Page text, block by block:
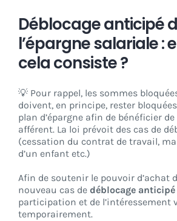
Déblocage anticipé
l’épargne salariale :
cela consiste ?
💡 Pour rappel, les sommes
doivent, en principe, rester bloquées
plan d’épargne afin de bénéficier
afférent. La loi prévoit des cas de
(cessation du contrat de travail,
d’un enfant etc.)
Afin de soutenir le pouvoir d’achat
nouveau cas de déblocage anticipé
participation et de l’intéressement
temporairement.